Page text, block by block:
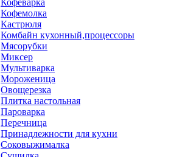
Кофеварка
Кофемолка
Кастрюля
Комбайн кухонный,процессоры
Мясорубки
Миксер
Мультиварка
Мороженица
Овощерезка
Плитка настольная
Пароварка
Перечница
Принадлежности для кухни
Соковыжималка